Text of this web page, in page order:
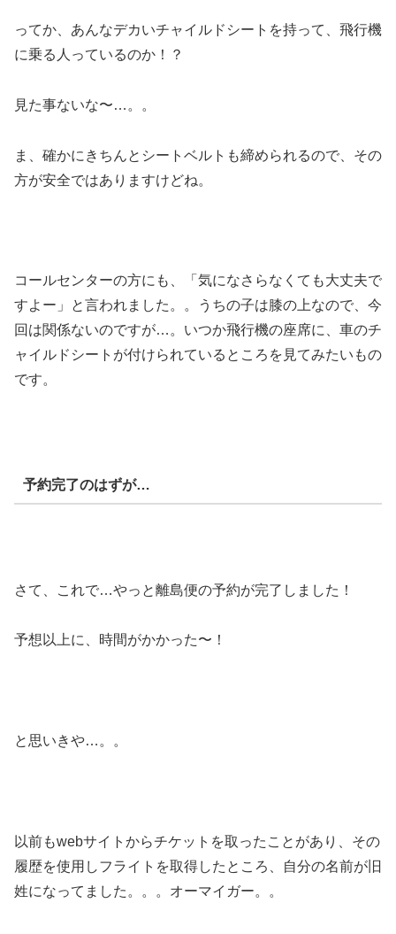
ってか、あんなデカいチャイルドシートを持って、飛行機
に乗る人っているのか！？
見た事ないな〜…。。
ま、確かにきちんとシートベルトも締められるので、その
方が安全ではありますけどね。
コールセンターの方にも、「気になさらなくても大丈夫で
すよー」と言われました。。うちの子は膝の上なので、今
回は関係ないのですが…。いつか飛行機の座席に、車のチ
ャイルドシートが付けられているところを見てみたいもの
です。
予約完了のはずが…
さて、これで…やっと離島便の予約が完了しました！
予想以上に、時間がかかった〜！
と思いきや…。。
以前もwebサイトからチケットを取ったことがあり、その
履歴を使用しフライトを取得したところ、自分の名前が旧
姓になってました。。。オーマイガー。。